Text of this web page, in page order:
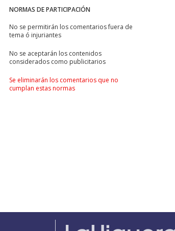
NORMAS DE PARTICIPACIÓN
No se permitirán los comentarios fuera de
tema ó injuriantes
No se aceptarán los contenidos
considerados como publicitarios
Se eliminarán los comentarios que no
cumplan estas normas